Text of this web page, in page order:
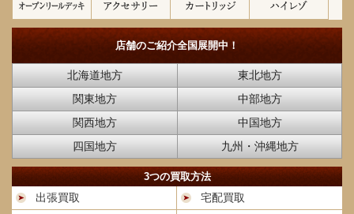
店舗のご紹介全国展開中！
北海道地方
東北地方
関東地方
中部地方
関西地方
中国地方
四国地方
九州・沖縄地方
3つの買取方法
出張買取
宅配買取